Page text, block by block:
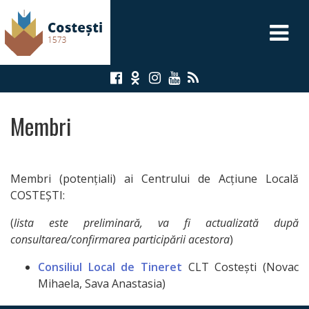
A
PRIMAR
VICEPRIMARI
SECRETAR
CONSILIUL
Membri
Membri (potențiali) ai Centrului de Acțiune Locală
COSTEȘTI:
(lista este preliminară, va fi actualizată după
consultarea/confirmarea participării acestora)
Consiliul Local de Tineret CLT Costești (Novac
Mihaela, Sava Anastasia)